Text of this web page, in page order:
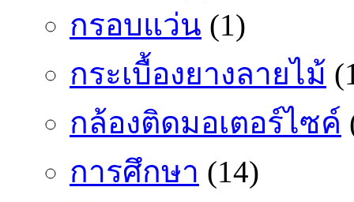
กรอบแว่น (1)
กระเบื้องยางลายไม้
กล้องติดมอเตอร์ไซค์
การศึกษา (14)